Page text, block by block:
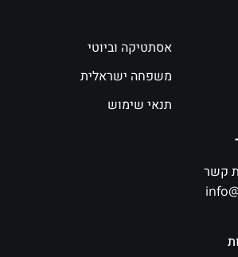
אסתטיקה וביוטי
משפחה ישראלית
תנאי שימוש
קשר